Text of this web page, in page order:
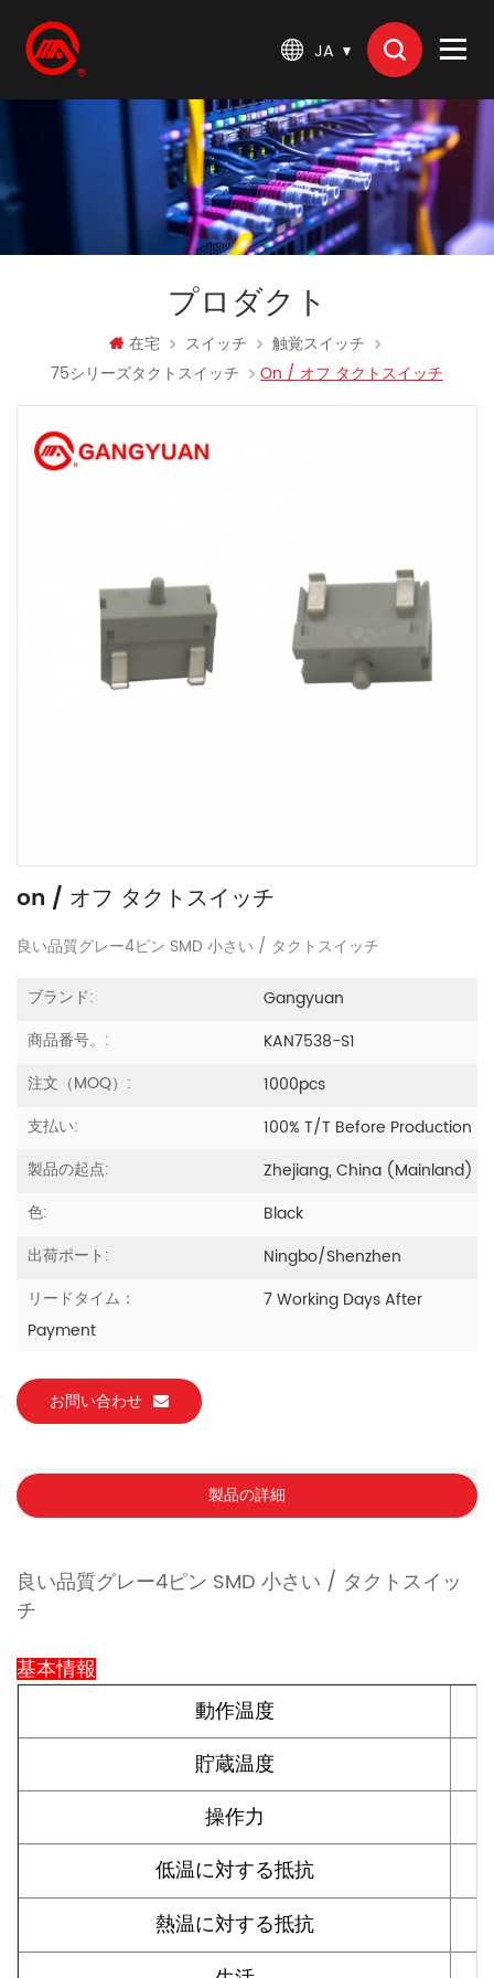
JA
プロダクト
在宅 スイッチ
触覚スイッチ
75シリーズタクトスイッチ
On / オフ タクトスイッチ
on / オフ タクトスイッチ
良い品質グレー4ピン SMD 小さい / タクトスイッチ
ブランド:
Gangyuan
商品番号。:
KAN7538-S1
注文（MOQ）:
1000pcs
支払い:
100% T/T Before Production
製品の起点:
Zhejiang, China (Mainland)
色:
Black
出荷ポート:
Ningbo/Shenzhen
リードタイム：
7 Working Days After
Payment
お問い合わせ
製品の詳細
良い品質グレー4ピン SMD 小さい / タクトスイッ
チ
基本情報
動作温度
貯蔵温度
操作力
低温に対する抵抗
熱温に対する抵抗